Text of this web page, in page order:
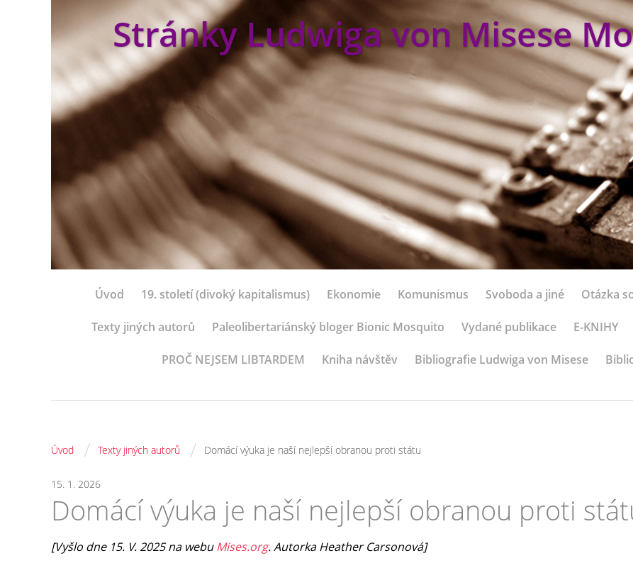
Stránky Ludwiga von Misese
Úvod 19. století (divoký kapitalismus) Ekonomie Komunismus Svoboda a jiné Otázka
Texty jiných autorů Paleolibertariánský bloger Bionic Mosquito Vydané publikace E-KNIHY
PROČ NEJSEM LIBTARDEM Kniha návštěv Bibliografie Ludwiga von Misese
Úvod / Texty jiných autorů / Domácí výuka je naší nejlepší obranou proti státu
15. 1. 2026
Domácí výuka je naší nejlepší obranou proti
[Vyšlo dne 15. V. 2025 na webuMises.org. Autorka Heather Carsonová]